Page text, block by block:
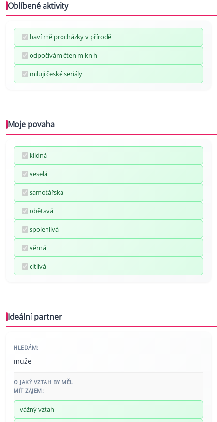
Oblíbené aktivity
baví mě procházky v přírodě
odpočívám čtením knih
miluji české seriály
Moje povaha
klidná
veselá
samotářská
obětavá
spolehlivá
věrná
citlivá
Ideální partner
HLEDÁM:
muže
O JAKÝ VZTAH BY MĚL
MÍT ZÁJEM:
vážný vztah